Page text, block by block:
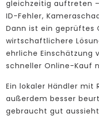
gleichzeitig auftreten
ID-Fehler,
Dann ist ein geprüftes
wirtschaftlichere
ehrliche Einschätzung
schneller Online-Kauf
Ein lokaler Händler mit
außerdem besser
gebraucht gut